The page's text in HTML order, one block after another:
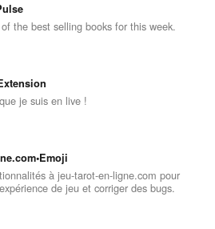
the best selling books for this week.
je suis en live !
à jeu-tarot-en-ligne.com pour
de jeu et corriger des bugs.